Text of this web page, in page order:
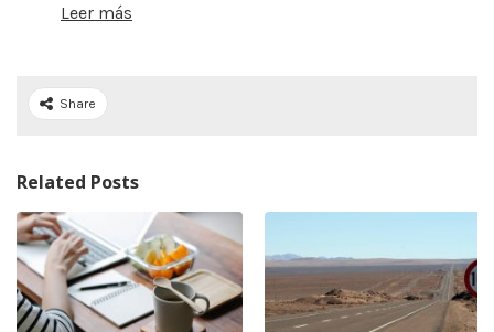
Leer más
Share
Related Posts